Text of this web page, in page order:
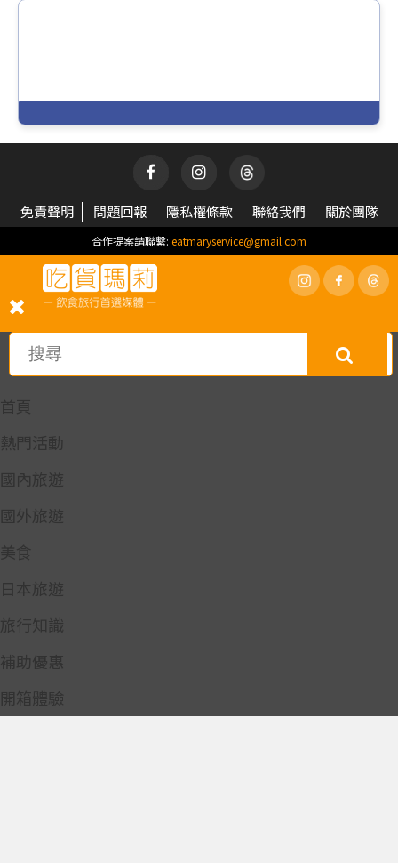
免責聲明 問題回報 隱私權條款 聯絡我們 關於團隊
合作提案請聯繫: eatmaryservice@gmail.com
首頁
熱門活動
國內旅遊
國外旅遊
美食
日本旅遊
旅行知識
補助優惠
開箱體驗